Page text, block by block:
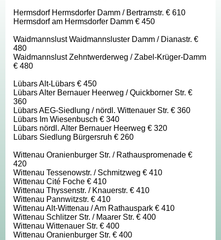
Hermsdorf Hermsdorfer Damm / Bertramstr. € 610
Hermsdorf am Hermsdorfer Damm € 450
Waidmannslust Waidmannsluster Damm / Dianastr. €
480
Waidmannslust Zehntwerderweg / Zabel-Krüger-Damm
€ 480
Lübars Alt-Lübars € 450
Lübars Alter Bernauer Heerweg / Quickborner Str. €
360
Lübars AEG-Siedlung / nördl. Wittenauer Str. € 360
Lübars Im Wiesenbusch € 340
Lübars nördl. Alter Bernauer Heerweg € 320
Lübars Siedlung Bürgersruh € 260
Wittenau Oranienburger Str. / Rathauspromenade €
420
Wittenau Tessenowstr. / Schmitzweg € 410
Wittenau Cité Foche € 410
Wittenau Thyssenstr. / Knauerstr. € 410
Wittenau Pannwitzstr. € 410
Wittenau Alt-Wittenau / Am Rathauspark € 410
Wittenau Schlitzer Str. / Maarer Str. € 400
Wittenau Wittenauer Str. € 400
Wittenau Oranienburger Str. € 400